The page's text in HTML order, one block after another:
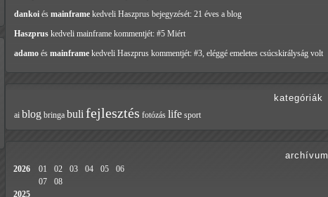
dankoi és mainframe kedveli Haszprus bejegyzését: 21 éves a blog
Haszprus kedveli mainframe kommentjét: #5 Miért
adamo és mainframe kedveli Haszprus kommentjét: #3, eléggé emeletes csúcskirályság volt
kategóriák
ai blog bringa buli fejlesztés fotózás life sport
archívum
2026 01 02 03 04 05
06
07
08
2025